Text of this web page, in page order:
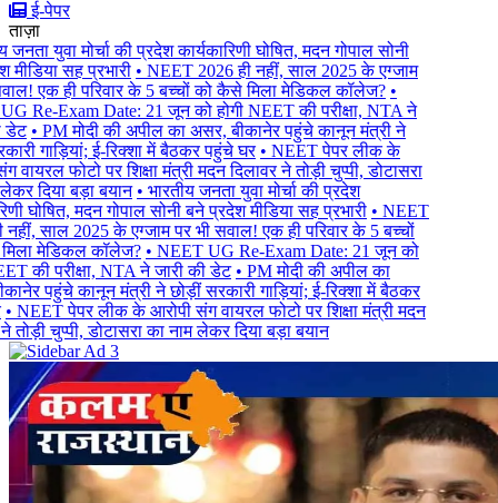
ई-पेपर
ताज़ा
युवा मोर्चा की प्रदेश कार्यकारिणी घोषित, मदन गोपाल सोनी
सह प्रभारी • NEET 2026 ही नहीं, साल 2025 के एग्जाम
एक ही परिवार के 5 बच्चों को कैसे मिला मेडिकल कॉलेज? •
Re-Exam Date: 21 जून को होगी NEET की परीक्षा, NTA ने
• PM मोदी की अपील का असर, बीकानेर पहुंचे कानून मंत्री ने
गाड़ियां; ई-रिक्शा में बैठकर पहुंचे घर • NEET पेपर लीक के
फोटो पर शिक्षा मंत्री मदन दिलावर ने तोड़ी चुप्पी, डोटासरा
दिया बड़ा बयान • भारतीय जनता युवा मोर्चा की प्रदेश
घोषित, मदन गोपाल सोनी बने प्रदेश मीडिया सह प्रभारी • NEET
साल 2025 के एग्जाम पर भी सवाल! एक ही परिवार के 5 बच्चों
मेडिकल कॉलेज? • NEET UG Re-Exam Date: 21 जून को
की परीक्षा, NTA ने जारी की डेट • PM मोदी की अपील का
पहुंचे कानून मंत्री ने छोड़ीं सरकारी गाड़ियां; ई-रिक्शा में बैठकर
NEET पेपर लीक के आरोपी संग वायरल फोटो पर शिक्षा मंत्री मदन
चुप्पी, डोटासरा का नाम लेकर दिया बड़ा बयान